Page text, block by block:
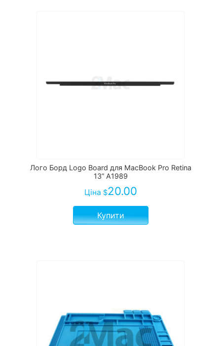
Лого Борд Logo Board для MacBook Pro Retina
13” A1989
Ціна $20.00
Купити